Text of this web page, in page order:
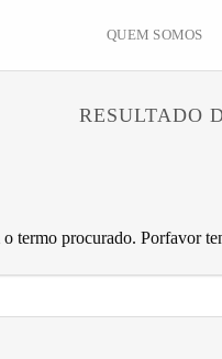
QUEM SOMOS
RESULTADO
termo procurado. Porfavor